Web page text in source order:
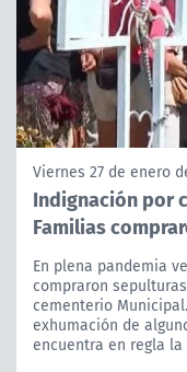
Viernes 27 de enero
Indignación por
Familias
En plena pandemia
compraron
cementerio
exhumación de
encuentra en regla la